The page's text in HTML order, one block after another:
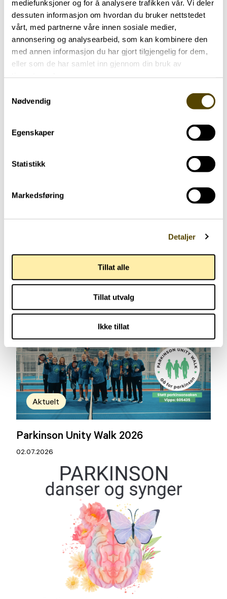
mediefunksjoner og for å analysere trafikken vår. Vi deler
dessuten informasjon om hvordan du bruker nettstedet
vårt, med partnerne våre innen sosiale medier,
annonsering og analysearbeid, som kan kombinere den
med annen informasjon du har gjort tilgjengelig for dem,
eller som de har samlet inn gjennom din bruk av
Nødvendig
Egenskaper
Statistikk
Markedsføring
Detaljer
Tillat alle
Tillat utvalg
Ikke tillat
Delta i forskningen
Dersom du vil delta i forskningen, finner du mer
informasjon om dette på senterets hjemmeside.
Her vil du finne praktisk informasjon til både
pårørende og mennesker med parkinson.
Delta i forskningen
Lignende aktueltsaker
Arendalsuka 2026
Aktuelt
Parkinson Unity Walk 2026
02.07.2026